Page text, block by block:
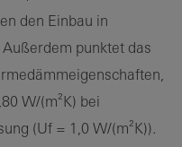
den Einbau in
punktet das
W/(m²K) bei
(Uf = 1,0 W/(m²K)).